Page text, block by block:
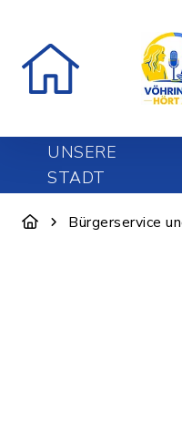
UNSERE
STADT
Bürgerservice